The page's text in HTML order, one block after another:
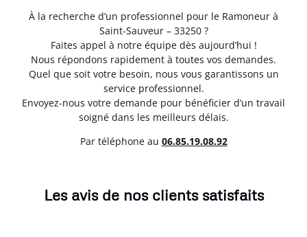
À la recherche d’un professionnel pour le Ramoneur à
Saint-Sauveur – 33250 ?
Faites appel à notre équipe dès aujourd’hui !
Nous répondons rapidement à toutes vos demandes.
Quel que soit votre besoin, nous vous garantissons un
service professionnel.
Envoyez-nous votre demande pour bénéficier d’un travail
soigné dans les meilleurs délais.
Par téléphone au 06.85.19.08.92
Les avis de nos clients satisfaits